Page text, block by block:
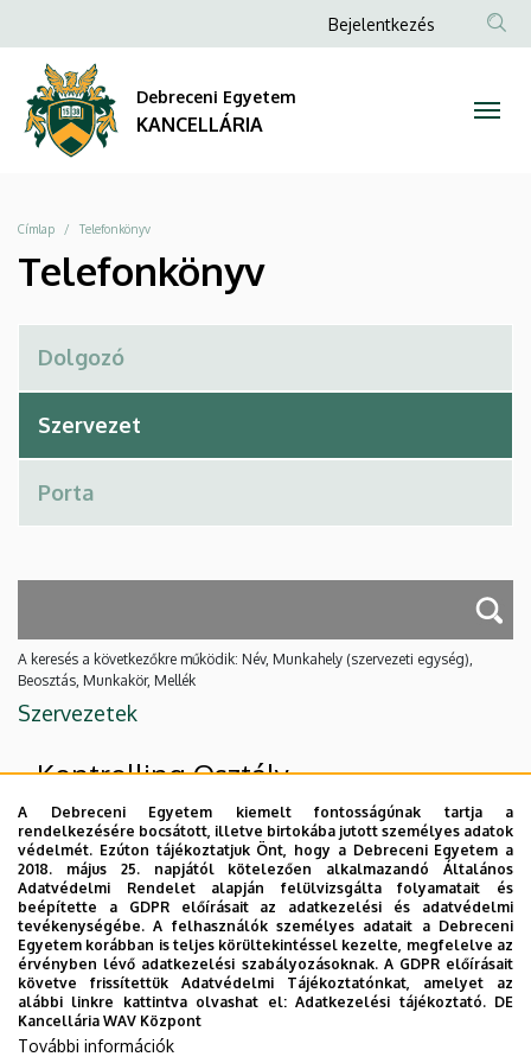
A Debreceni Egyetem kiemelt fontosságúnak tartja a
rendelkezésére bocsátott, illetve birtokába jutott személyes adatok
védelmét. Ezúton tájékoztatjuk Önt, hogy a Debreceni Egyetem a
2018. május 25. napjától kötelezően alkalmazandó Általános
Adatvédelmi Rendelet alapján felülvizsgálta folyamatait és
beépítette a GDPR előírásait az adatkezelési és adatvédelmi
tevékenységébe. A felhasználók személyes adatait a Debreceni
Egyetem korábban is teljes körültekintéssel kezelte, megfelelve az
érvényben lévő adatkezelési szabályozásoknak. A GDPR előírásait
követve frissítettük Adatvédelmi Tájékoztatónkat, amelyet az
alábbi linkre kattintva olvashat el:Adatkezelési tájékoztató. DE
Kancellária WAV Központ
További információk
KANCELLÁRIA
a
tartalomra
Anonim
Bejelentkezés
Debreceni Egyetem
KANCELLÁRIA
Morzsa
Címlap Telefonkönyv
Telefonkönyv
A keresés a következőkre működik: Név, Munkahely (szervezeti egység),
Beosztás, Munkakör, Mellék
Szervezetek
Kontrolling Osztály
Felettes szervezeti egységek
Kancellária
Tervezési és Kontrolling Igazgatóság
Nincs találat.